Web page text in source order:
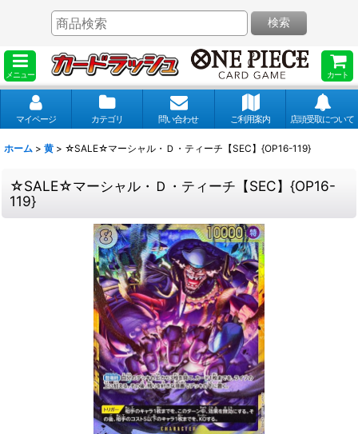
メニュー カート
検索
マイページ カテゴリ 問い合わせ ご利用案内 店頭受取について
ホーム > 黄 > ☆SALE☆マーシャル・Ｄ・ティーチ【SEC】{OP16-119}
☆SALE☆マーシャル・Ｄ・ティーチ【SEC】{OP16-
119}